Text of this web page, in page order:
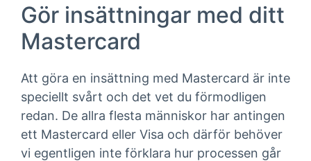
Gör insättningar med ditt
Mastercard
Att göra en insättning med Mastercard är inte
speciellt svårt och det vet du förmodligen
redan. De allra flesta människor har antingen
ett Mastercard eller Visa och därför behöver
vi egentligen inte förklara hur processen går